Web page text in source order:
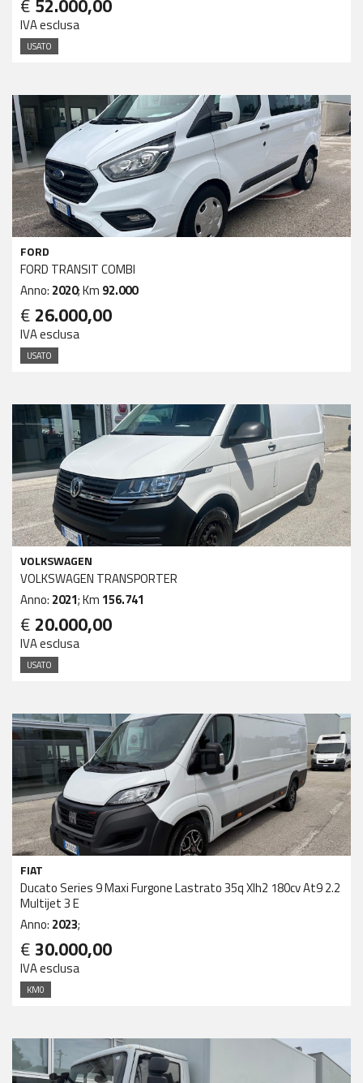
€ 52.000,00
IVA esclusa
USATO
FORD
FORD TRANSIT COMBI
Anno: 2020; Km 92.000
€ 26.000,00
IVA esclusa
USATO
VOLKSWAGEN
VOLKSWAGEN TRANSPORTER
Anno: 2021; Km 156.741
€ 20.000,00
IVA esclusa
USATO
FIAT
Ducato Series 9 Maxi Furgone Lastrato 35q Xlh2 180cv At9 2.2
Multijet 3 E
Anno: 2023;
€ 30.000,00
IVA esclusa
KM0